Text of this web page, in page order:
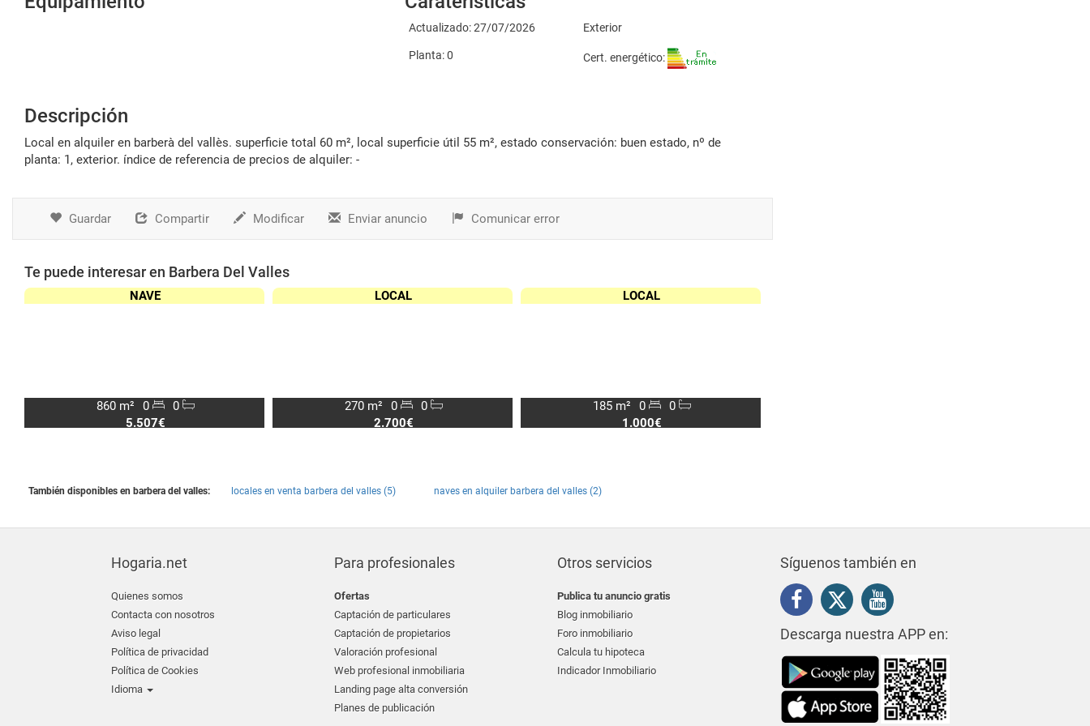
Actualizado: 27/07/2026 Exterior
Planta: 0 Cert. energético:
Descripción
local en alquiler en barberà del vallès. superficie total 60 m², local superficie útil 55 m², estado conservación: buen estado, nº de
planta: 1, exterior. índice de referencia de precios de alquiler: -
Guardar Compartir Modificar Enviar anuncio Comunicar error
Te puede interesar en Barbera Del Valles
NAVE
860 m² 0
0
5.507€
LOCAL
270 m² 0
0
2.700€
LOCAL
185 m² 0
0
1.000€
También disponibles en barbera del valles: locales en venta barbera del valles (5) naves en alquiler barbera del valles (2)
Hogaria.net
Quienes somos
Contacta con nosotros
Aviso legal
Política de privacidad
Política de Cookies
Idioma
Para profesionales
Ofertas
Captación de particulares
Captación de propietarios
Valoración profesional
Web profesional inmobiliaria
Landing page alta conversión
Planes de publicación
Otros servicios
Publica tu anuncio gratis
Blog inmobiliario
Foro inmobiliario
Calcula tu hipoteca
Indicador Inmobiliario
Síguenos también en
Descarga nuestra APP en: